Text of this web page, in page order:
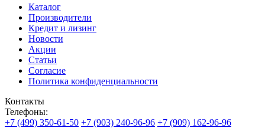
Каталог
Производители
Кредит и лизинг
Новости
Акции
Статьи
Согласие
Политика конфиденциальности
Контакты
Телефоны:
+7 (499) 350-61-50 +7 (903) 240-96-96 +7 (909) 162-96-96